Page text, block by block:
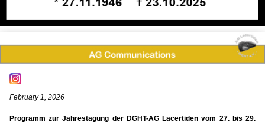
February 1, 2026
Programm zur Jahrestagung der DGHT-AG Lacertiden vom 27. bis 29.